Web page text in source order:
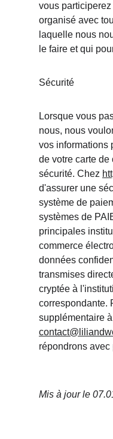
vous
organisé avec
laquelle nous
le faire et qui
Sécurité
Lorsque vous
nous, nous
vos informations
de votre carte de
sécurité. Chez
d'assurer une
système de
systèmes de
principales
commerce
données
transmises
cryptée à
correspondante.
supplémentaire
répondrons avec
Mis à jour le